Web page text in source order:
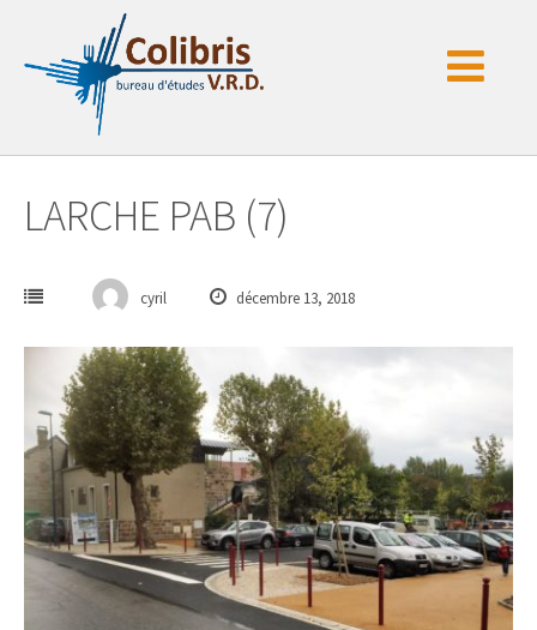
contenu
LARCHE PAB (7)
cyril décembre 13, 2018